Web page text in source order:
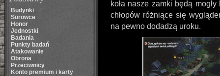
Budynki
Surowce
Honor
Jednostki
Badania
Punkty badań
Atakowanie
Obrona
Przeciwnicy
Konto premium i karty
koła nasze zamki będą
chłopów różniące się
na pewno dodadzą uroku.